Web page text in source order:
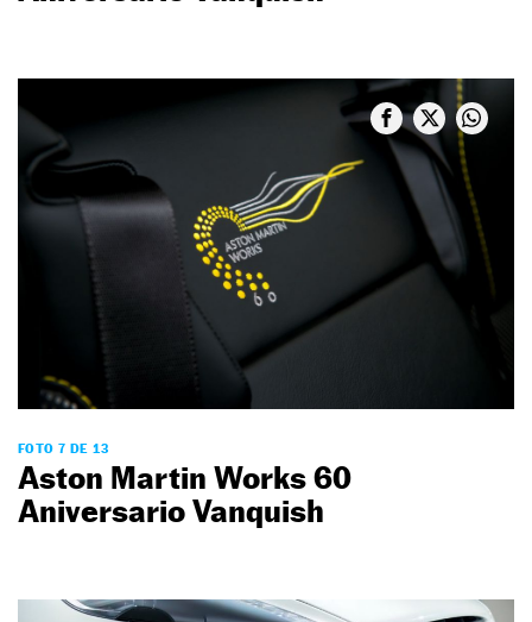
FOTO 7 DE 13
Aston Martin Works 60
Aniversario Vanquish